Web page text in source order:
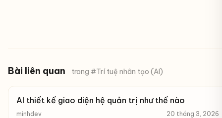
Bài liên quan trong #Trí tuệ nhân tạo (AI)
AI thiết kế giao diện hệ quản trị như thế nào
minhdev 20 tháng 3, 2026